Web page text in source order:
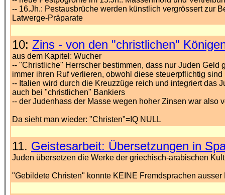
-- 16.Jh.: Pestausbrüche werden künstlich vergrössert zur
Latwerge-Präparate
10: Zins - von den "christlichen"
aus dem Kapitel: Wucher
-- "Christliche" Herrscher bestimmen, dass nur Juden
immer ihren Ruf verlieren, obwohl diese steuerpflichtig sind
-- Italien wird durch die Kreuzzüge reich und integriert das
auch bei "christlichen" Bankiers
-- der Judenhass der Masse wegen hoher Zinsen war
Da sieht man wieder: "Christen"=IQ NULL
11. Geistesarbeit: Übersetzungen in
Juden übersetzen die Werke der griechisch-arabischen
"Gebildete Christen" konnte KEINE Fremdsprachen ausser